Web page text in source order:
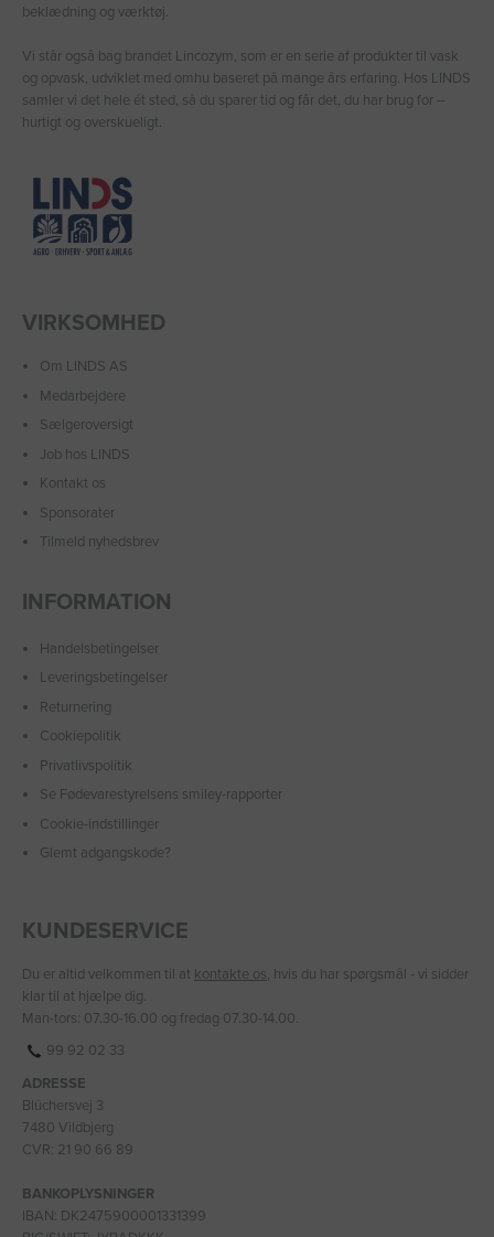
beklædning og værktøj.
Vi står også bag brandet Lincozym, som er en serie af produkter til vask
og opvask, udviklet med omhu baseret på mange års erfaring. Hos LINDS
samler vi det hele ét sted, så du sparer tid og får det, du har brug for –
hurtigt og overskueligt.
VIRKSOMHED
Om LINDS AS
Medarbejdere
Sælgeroversigt
Job hos LINDS
Kontakt os
Sponsorater
Tilmeld nyhedsbrev
INFORMATION
Handelsbetingelser
Leveringsbetingelser
Returnering
Cookiepolitik
Privatlivspolitik
Se Fødevarestyrelsens smiley-rapporter
Cookie-indstillinger
Glemt adgangskode?
KUNDESERVICE
Du er altid velkommen til at kontakte os, hvis du har spørgsmål - vi sidder
klar til at hjælpe dig.
Man-tors: 07.30-16.00 og fredag 07.30-14.00.
99 92 02 33
ADRESSE
Blüchersvej 3
7480 Vildbjerg
CVR: 21 90 66 89
BANKOPLYSNINGER
IBAN: DK2475900001331399